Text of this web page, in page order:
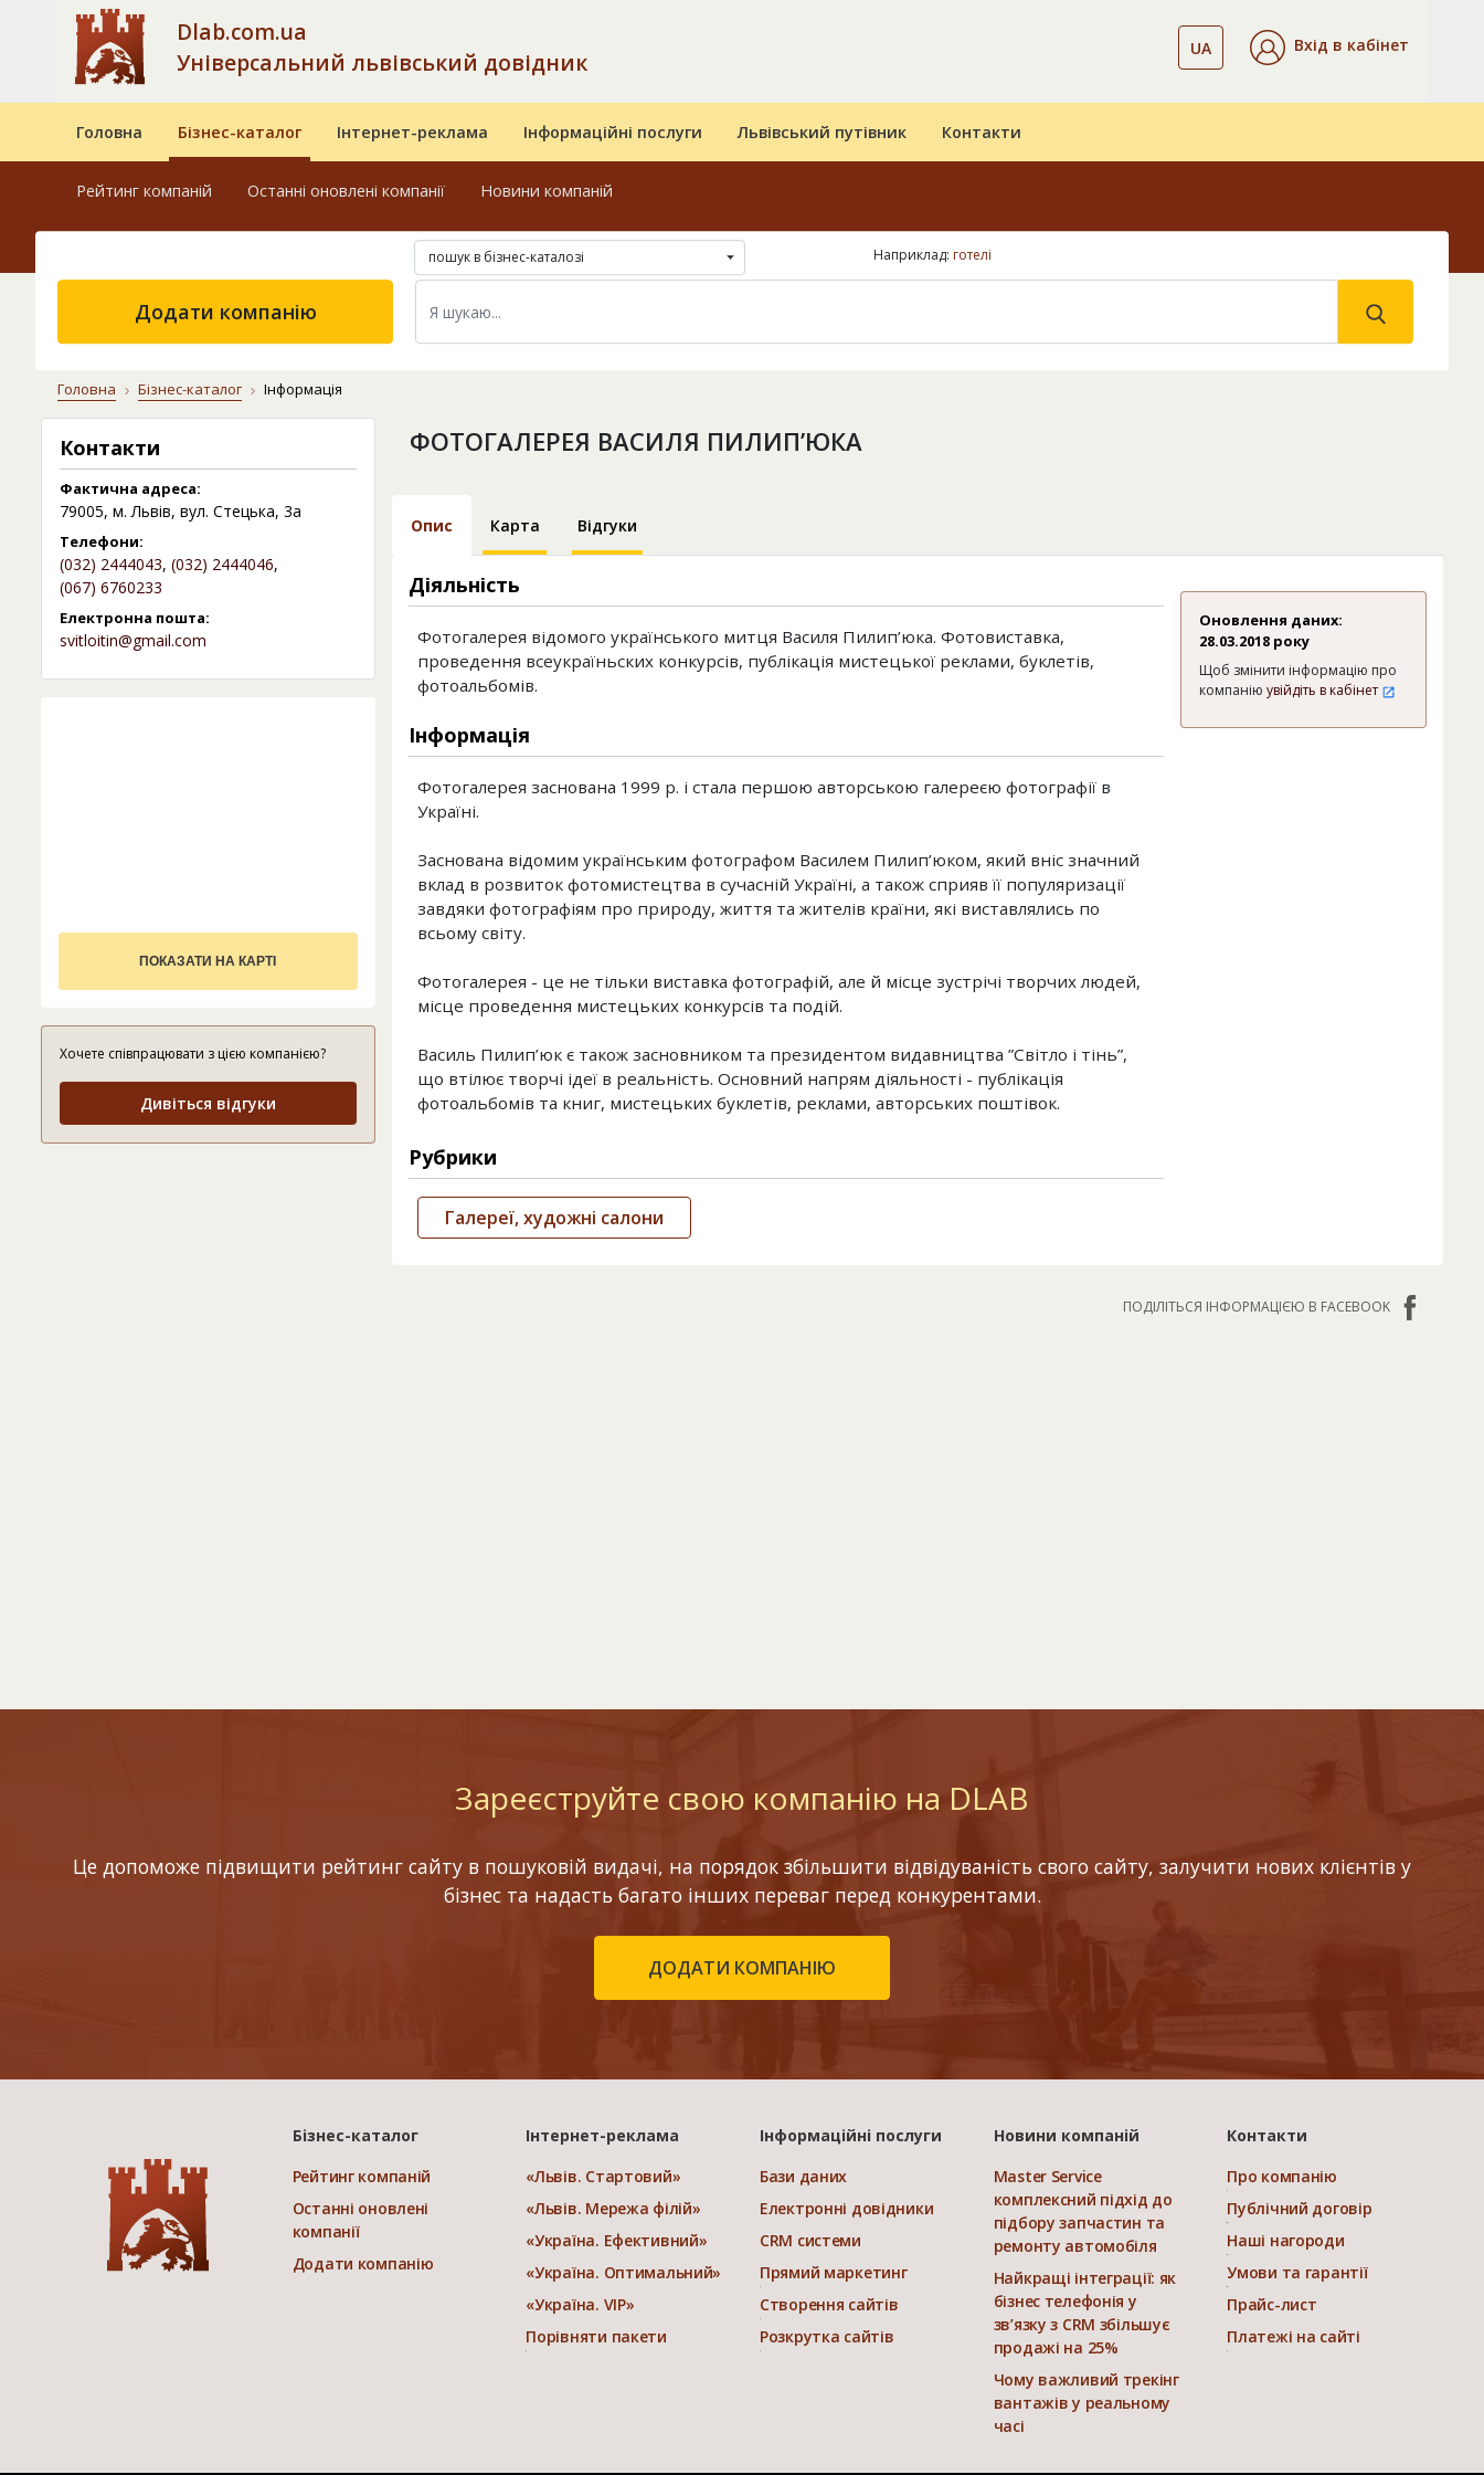
Dlab.com.ua
Універсальний львівський довідник
UA Вхід в кабінет
Головна Бізнес-каталог Інтернет-реклама Інформаційні послуги Львівський путівник Контакти
Рейтинг компаній Останні оновлені компанії Новини компаній
пошук в бізнес-каталозі Наприклад: готелі
Додати компанію
Головна Бізнес-каталог Інформація
Контакти
Фактична адреса:
79005, м. Львів, вул. Стецька, 3а
Телефони:
(032) 2444043, (032) 2444046,
(067) 6760233
Електронна пошта:
svitloitin@gmail.com
ПОКАЗАТИ НА КАРТІ
Хочете співпрацювати з цією компанією?
Дивіться відгуки
ФОТОГАЛЕРЕЯ ВАСИЛЯ ПИЛИП’ЮКА
Опис Карта Відгуки
Діяльність
Фотогалерея відомого українського митця Василя Пилип’юка. Фотовиставка,
проведення всеукраїньских конкурсів, публікація мистецької реклами, буклетів,
фотоальбомів.
Інформація
Фотогалерея заснована 1999 р. і стала першою авторською галереєю фотографії в
Україні.
Заснована відомим українським фотографом Василем Пилип’юком, який вніс значний
вклад в розвиток фотомистецтва в сучасній Україні, а також сприяв її популяризації
завдяки фотографіям про природу, життя та жителів країни, які виставлялись по
всьому світу.
Фотогалерея - це не тільки виставка фотографій, але й місце зустрічі творчих людей,
місце проведення мистецьких конкурсів та подій.
Василь Пилип’юк є також засновником та президентом видавництва ”Світло і тінь”,
що втілює творчі ідеї в реальність. Основний напрям діяльності - публікація
фотоальбомів та книг, мистецьких буклетів, реклами, авторських поштівок.
Рубрики
Галереї, художні салони
Оновлення даних:
28.03.2018 року
Щоб змінити інформацію про
компанію увійдіть в кабінет
ПОДІЛІТЬСЯ ІНФОРМАЦІЄЮ В FACEBOOK
Зареєструйте свою компанію на DLAB
Це допоможе підвищити рейтинг сайту в пошуковій видачі, на порядок збільшити відвідуваність свого сайту, залучити нових клієнтів у
бізнес та надасть багато інших переваг перед конкурентами.
ДОДАТИ КОМПАНІЮ
Бізнес-каталог
Рейтинг компаній
Останні оновлені
компанії
Додати компанію
Інтернет-реклама
«Львів. Стартовий»
«Львів. Мережа філій»
«Україна. Ефективний»
«Україна. Оптимальний»
«Україна. VIP»
Порівняти пакети
Інформаційні послуги
Бази даних
Електронні довідники
CRM системи
Прямий маркетинг
Створення сайтів
Розкрутка сайтів
Новини компаній
Master Service
комплексний підхід до
підбору запчастин та
ремонту автомобіля
Найкращі інтеграції: як
бізнес телефонія у
зв’язку з CRM збільшує
продажі на 25%
Чому важливий трекінг
вантажів у реальному
часі
Контакти
Про компанію
Публічний договір
Наші нагороди
Умови та гарантії
Прайс-лист
Платежі на сайті